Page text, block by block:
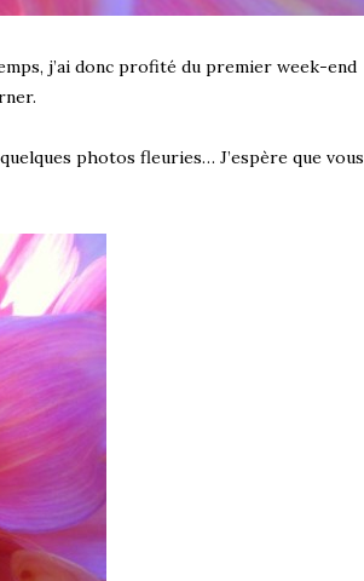
j’ai donc profité du premier week-end
photos fleuries… J’espère que vous